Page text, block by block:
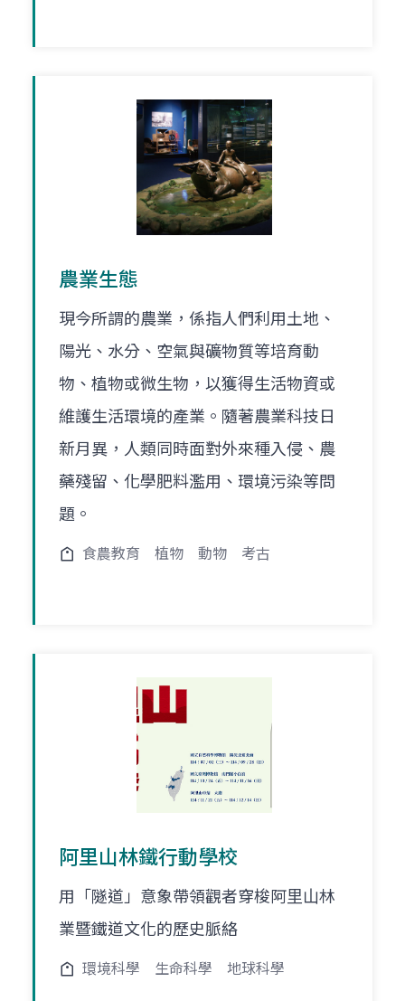
農業生態
現今所謂的農業，係指人們利用土地、
陽光、水分、空氣與礦物質等培育動
物、植物或微生物，以獲得生活物資或
維護生活環境的產業。隨著農業科技日
新月異，人類同時面對外來種入侵、農
藥殘留、化學肥料濫用、環境污染等問
題。
食農教育 植物 動物 考古
阿里山林鐵行動學校
⽤「隧道」意象帶領觀者穿梭阿⾥⼭林
業暨鐵道⽂化的歷史脈絡
環境科學 生命科學 地球科學